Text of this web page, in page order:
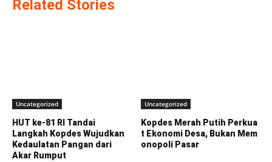
Related Stories
Uncategorized
HUT ke-81 RI Tandai
Langkah Kopdes Wujudkan
Kedaulatan Pangan dari
Akar Rumput
Uncategorized
Kopdes Merah Putih Perkua
t Ekonomi Desa, Bukan Mem
onopoli Pasar